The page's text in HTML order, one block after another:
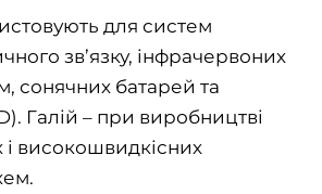
для систем
зв’язку, інфрачервоних
сонячних батарей та
Галій – при виробництві
і високошвидкісних